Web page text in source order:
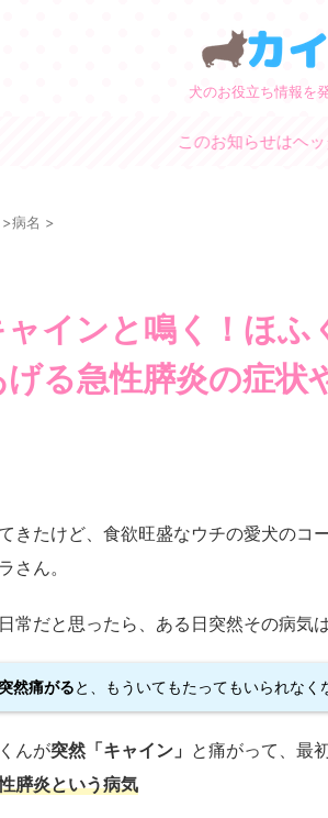
犬のお役立ち情報を
このお知らせはヘッダー画像エ
>病名 >
インと鳴く！ほふ
る急性膵炎の症状
きたけど、食欲旺盛なウチの愛犬のコ
さん。
常だと思ったら、ある日突然その病気
突然痛がると、もういてもたってもいられなく
んが突然「キャイン」 と痛がって、最
膵炎という病気